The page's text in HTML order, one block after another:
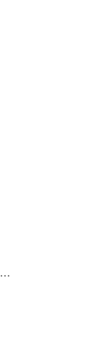
濾芯｜20吋 平面 PP 5U【NSF】